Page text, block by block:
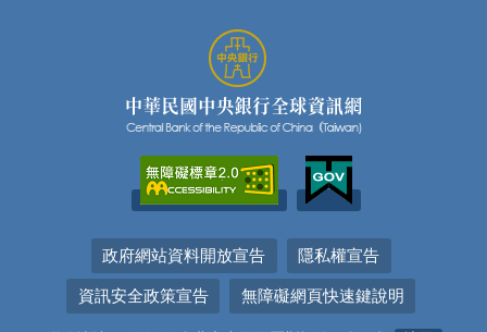
政府網站資料開放宣告 隱私權宣告
資訊安全政策宣告 無障礙網頁快速鍵說明